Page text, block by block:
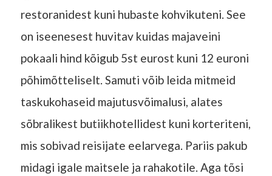
restoranidest kuni hubaste kohvikuteni. See
on iseenesest huvitav kuidas majaveini
pokaali hind kõigub 5st eurost kuni 12 euroni
põhimõtteliselt. Samuti võib leida mitmeid
taskukohaseid majutusvõimalusi, alates
sõbralikest butiikhotellidest kuni korteriteni,
mis sobivad reisijate eelarvega. Pariis pakub
midagi igale maitsele ja rahakotile. Aga tõsi